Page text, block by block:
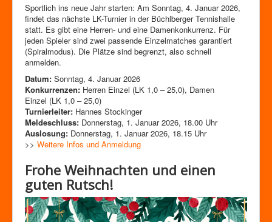
Sportlich ins neue Jahr starten: Am Sonntag, 4. Januar 2026,
findet das nächste LK-Turnier in der Büchlberger Tennishalle
statt. Es gibt eine Herren- und eine Damenkonkurrenz. Für
jeden Spieler sind zwei passende Einzelmatches garantiert
(Spiralmodus). Die Plätze sind begrenzt, also schnell
anmelden.
Datum: Sonntag, 4. Januar 2026
Konkurrenzen: Herren Einzel (LK 1,0 – 25,0), Damen
Einzel (LK 1,0 – 25,0)
Turnierleiter: Hannes Stockinger
Meldeschluss: Donnerstag, 1. Januar 2026, 18.00 Uhr
Auslosung: Donnerstag, 1. Januar 2026, 18.15 Uhr
>> Weitere Infos und Anmeldung
Frohe Weihnachten und einen
guten Rutsch!